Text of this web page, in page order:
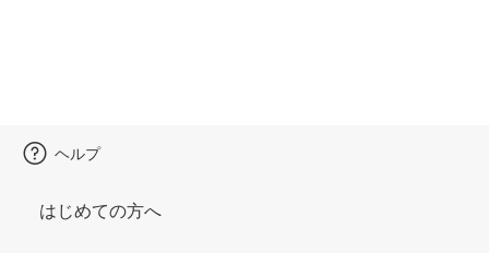
ヘルプ
はじめての方へ